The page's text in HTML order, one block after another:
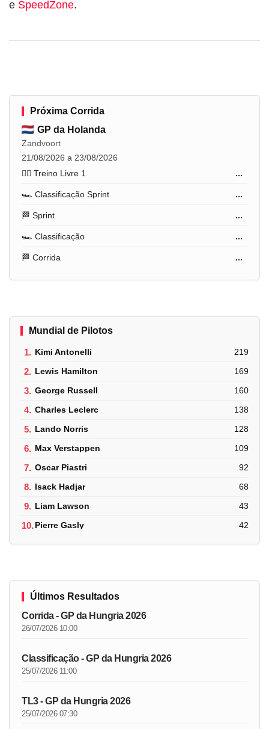
e SpeedZone.
Próxima Corrida
GP da Holanda
Zandvoort
21/08/2026 a 23/08/2026
🏋️‍♂️ Treino Livre 1
...
🏎️ Classificação Sprint ...
🏁 Sprint ...
🏎️ Classificação ...
🏁 Corrida ...
Mundial de Pilotos
1. Kimi Antonelli 219
2. Lewis Hamilton 169
3. George Russell 160
4. Charles Leclerc 138
5. Lando Norris 128
6. Max Verstappen 109
7. Oscar Piastri 92
8. Isack Hadjar 68
9. Liam Lawson 43
10.Pierre Gasly 42
Últimos Resultados
Corrida - GP da Hungria 2026
26/07/2026 10:00
Classificação - GP da Hungria 2026
25/07/2026 11:00
TL3 - GP da Hungria 2026
25/07/2026 07:30